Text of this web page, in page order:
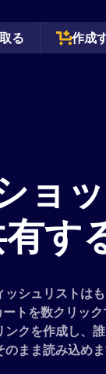
る 作成
ョ
す
ッシュリストは
トを数クリッ
クを作成し、
まま読み込めま